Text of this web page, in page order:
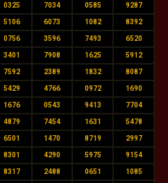
0325 7034 0585 9287
5106 6073 1082 8392
0756 3596 7493 6520
3401 7908 1625 5912
7592 2389 1832 8087
5429 4766 0972 1690
1676 0543 9413 7704
4879 7454 1631 5478
6501 1470 8719 2997
8301 4290 5975 9154
8317 2488 0651 1085